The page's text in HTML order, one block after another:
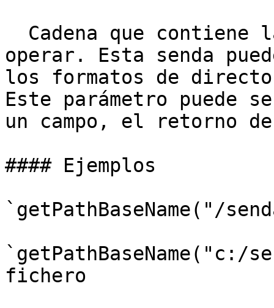
operar. Esta senda
los formatos de
Este parámetro puede
un campo, el retorno
#### Ejemplos
`getPathBaseName("/
fichero